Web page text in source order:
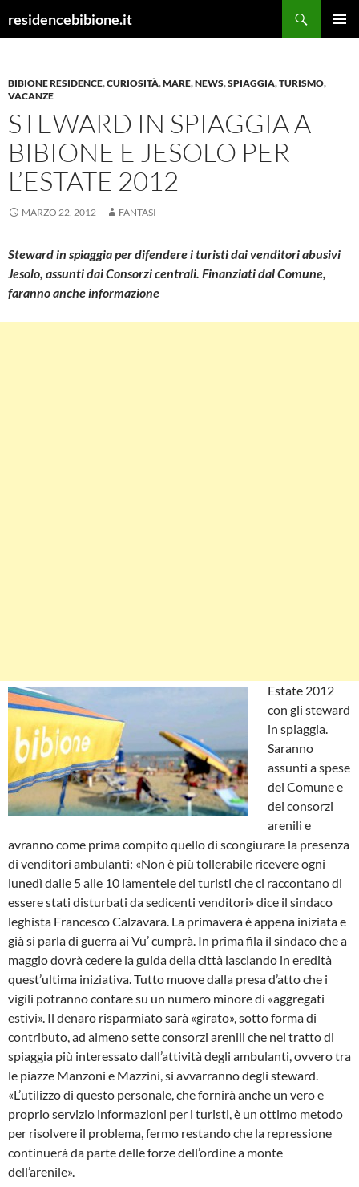
residencebibione.it
BIBIONE RESIDENCE,CURIOSITÀ,MARE,NEWS,SPIAGGIA,TURISMO,
VACANZE
STEWARD IN SPIAGGIA A
BIBIONE E JESOLO PER
L’ESTATE 2012
MARZO 22, 2012 FANTASI
Steward in spiaggia per difendere i turisti dai venditori abusivi
Jesolo, assunti dai Consorzi centrali. Finanziati dal Comune,
faranno anche informazione
Estate 2012
con gli steward
in spiaggia.
Saranno
assunti a spese
del Comune e
dei consorzi
arenili e
avranno come prima compito quello di scongiurare la presenza
di venditori ambulanti: «Non è più tollerabile ricevere ogni
lunedì dalle 5 alle 10 lamentele dei turisti che ci raccontano di
essere stati disturbati da sedicenti venditori» dice il sindaco
leghista Francesco Calzavara. La primavera è appena iniziata e
già si parla di guerra ai Vu’ cumprà. In prima fila il sindaco che a
maggio dovrà cedere la guida della città lasciando in eredità
quest’ultima iniziativa. Tutto muove dalla presa d’atto che i
vigili potranno contare su un numero minore di «aggregati
estivi». Il denaro risparmiato sarà «girato», sotto forma di
contributo, ad almeno sette consorzi arenili che nel tratto di
spiaggia più interessato dall’attività degli ambulanti, ovvero tra
le piazze Manzoni e Mazzini, si avvarranno degli steward.
«L’utilizzo di questo personale, che fornirà anche un vero e
proprio servizio informazioni per i turisti, è un ottimo metodo
per risolvere il problema, fermo restando che la repressione
continuerà da parte delle forze dell’ordine a monte
dell’arenile».